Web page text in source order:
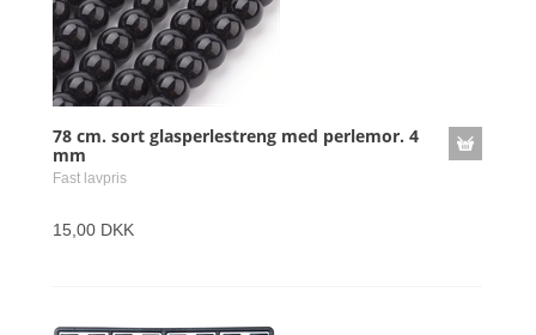
78 cm. sort glasperlestreng med perlemor. 4
mm
Fast lavpris
15,00 DKK